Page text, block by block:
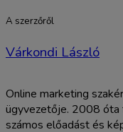
A szerzőről
Várkondi László
Online marketing
ügyvezetője. 2008 óta
számos előadást és